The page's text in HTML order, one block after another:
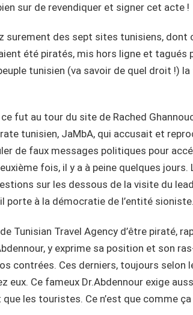
sur de revendiquer et signer cet acte !
surement des sept sites tunisiens, dont
été piratés, mis hors ligne et tagués
tunisien (va savoir de quel droit !)
fut au tour du site de Rached
tunisien, JaMbA, qui accusait et
de faux messages politiques pour
fois, il y a à peine quelques jours.
sur les dessous de la visite du
porte à la démocratie de l’entité sioniste.
Tunisian Travel Agency d’être piraté,
y exprime sa position et son
contrées. Ces derniers, toujours selon
eux. Ce fameux Dr.Abdennour exige
les touristes. Ce n’est que comme